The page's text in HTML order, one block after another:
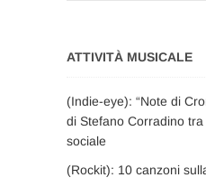
ATTIVITÀ MUSICALE
(Indie-eye): “Note di
di Stefano Corradino
sociale
(Rockit): 10 canzoni